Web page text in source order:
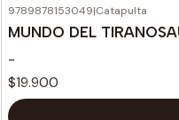
9789878153049|Catapulta
MUNDO DEL
-
$19.900